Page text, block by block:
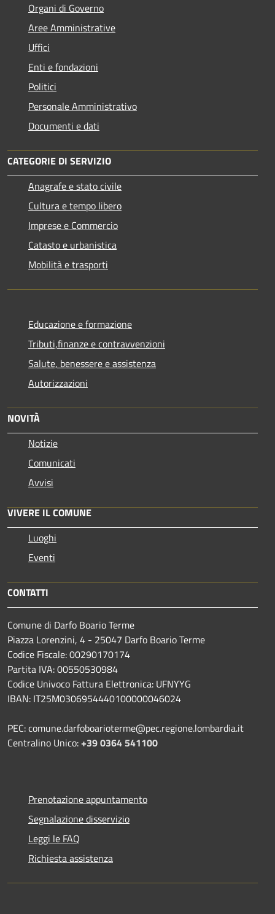
Organi di Governo
Aree Amministrative
Uffici
Enti e fondazioni
Politici
Personale Amministrativo
Documenti e dati
CATEGORIE DI SERVIZIO
Anagrafe e stato civile
Cultura e tempo libero
Imprese e Commercio
Catasto e urbanistica
Mobilità e trasporti
Educazione e formazione
Tributi,finanze e contravvenzioni
Salute, benessere e assistenza
Autorizzazioni
NOVITÀ
Notizie
Comunicati
Avvisi
VIVERE IL COMUNE
Luoghi
Eventi
CONTATTI
Comune di Darfo Boario Terme
Piazza Lorenzini, 4 - 25047 Darfo Boario Terme
Codice Fiscale: 00290170174
Partita IVA: 00550530984
Codice Univoco Fattura Elettronica: UFNYYG
IBAN: IT25M0306954440100000046024
PEC: comune.darfoboarioterme@pec.regione.lombardia.it
Centralino Unico:+39 0364 541100
Prenotazione appuntamento
Segnalazione disservizio
Leggi le FAQ
Richiesta assistenza